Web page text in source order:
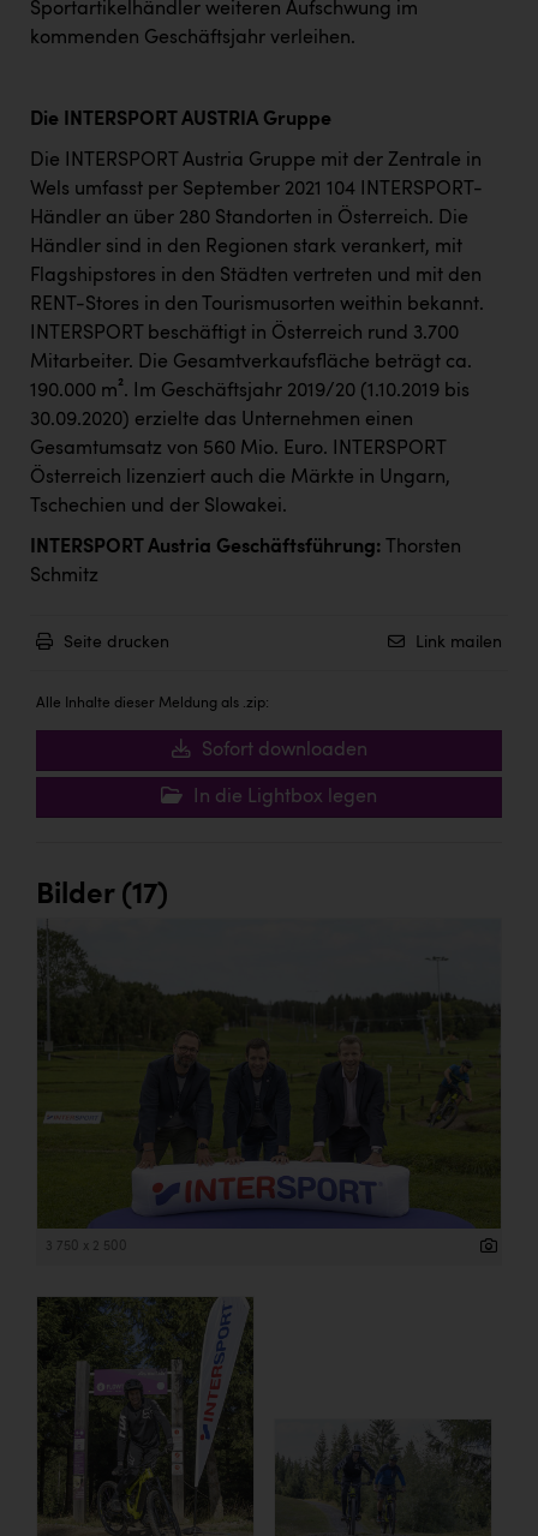
Sportartikelhändler weiteren Aufschwung im
kommenden Geschäftsjahr verleihen.
Die INTERSPORT AUSTRIA Gruppe
Die INTERSPORT Austria Gruppe mit der Zentrale in
Wels umfasst per September 2021 104 INTERSPORT-
Händler an über 280 Standorten in Österreich. Die
Händler sind in den Regionen stark verankert, mit
Flagshipstores in den Städten vertreten und mit den
RENT-Stores in den Tourismusorten weithin bekannt.
INTERSPORT beschäftigt in Österreich rund 3.700
Mitarbeiter. Die Gesamtverkaufsfläche beträgt ca.
190.000 m². Im Geschäftsjahr 2019/20 (1.10.2019 bis
30.09.2020) erzielte das Unternehmen einen
Gesamtumsatz von 560 Mio. Euro. INTERSPORT
Österreich lizenziert auch die Märkte in Ungarn,
Tschechien und der Slowakei.
INTERSPORT Austria Geschäftsführung: Thorsten
Schmitz
Seite drucken Link mailen
Alle Inhalte dieser Meldung als .zip:
Sofort downloaden
In die Lightbox legen
Bilder (17)
3 750 x 2 500